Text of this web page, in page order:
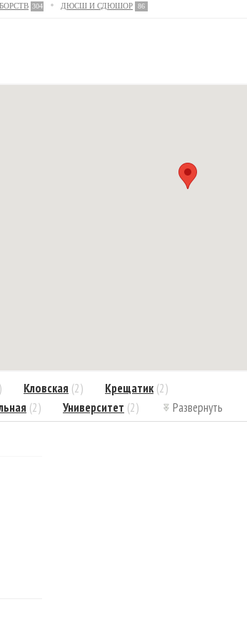
304 ДЮСШ И СДЮШОР 86
Кловская (2) Крещатик (2)
(2) Университет (2) Развернуть